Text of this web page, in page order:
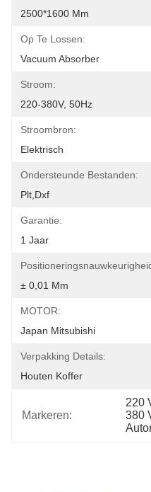
2500*1600 Mm
Op Te Lossen:
Vacuum Absorber
Stroom:
220-380V, 50Hz
Stroombron:
Elektrisch
Ondersteunde Bestanden:
Plt,Dxf
Garantie:
1 Jaar
± 0,01 Mm
MOTOR:
Japan Mitsubishi
Verpakking Details:
Houten Koffer
Markeren:
220
380